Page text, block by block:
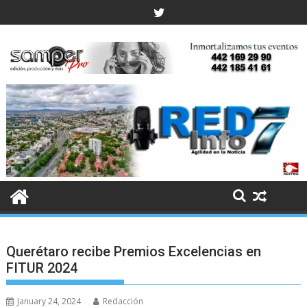
to
Querétaro recibe Premios Excelencias en
FITUR 2024
January 24, 2024 Redacción